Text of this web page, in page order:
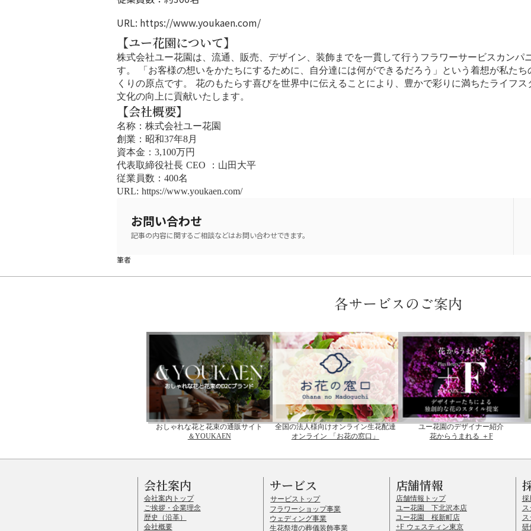
URL: https://www.youkaen.com/
【ユー花園について】
株式会社ユー花園は、流通、販売、デザイン、装飾までを一貫して行うフラワーサービスカンパ
す。 「お客様の想いをかたちにするために、自分達には何ができるだろう」という着想が私たち
くりの原点です。 花のもたらす喜びを世界中に伝えることにより、豊かで彩りに満ちたライフス
文化の向上に貢献いたします。
【会社概要】
名称：株式会社ユー花園
創業：昭和37年8月
資本金：3,100万円
代表取締役社長 CEO ：山田大平
従業員数：400名
URL: https://www.youkaen.com/
お問い合わせ
記事の内容に関するご相談などはお問い合わせできます。
筆者
各サービスのご案内
おしゃれな花と花束の通販サイト
＆YOUKAEN
全国の法人様向けオンライン生花配達
オンライン 「お花の窓口」
ユー花園のデザイナー紹介
花からうまれる ＋F
会社案内
会社案内トップ
ご挨拶・企業理念
歴史（沿革）
会社概要
サービス
サービストップ
フラワーショップ事業
ウェディング事業
生花祭壇の葬儀装飾事業
店舗情報
店舗情報トップ
ユー花園 下北沢本店
ユー花園 桜新町店
+F ウェスティン東京
採
ス
ス
研